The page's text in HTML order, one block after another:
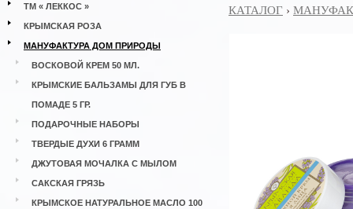
ТМ « ЛЕККОС »
КРЫМСКАЯ РОЗА
МАНУФАКТУРА ДОМ ПРИРОДЫ
ВОСКОВОЙ КРЕМ 50 МЛ.
КРЫМСКИЕ БАЛЬЗАМЫ ДЛЯ ГУБ В
ПОМАДЕ 5 ГР.
ПОДАРОЧНЫЕ НАБОРЫ
ТВЕРДЫЕ ДУХИ 6 ГРАММ
ДЖУТОВАЯ МОЧАЛКА С МЫЛОМ
САКСКАЯ ГРЯЗЬ
КРЫМСКОЕ НАТУРАЛЬНОЕ МАСЛО 100
КАТАЛОГ ›